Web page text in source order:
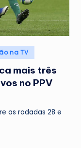
na TV
mais três
no PPV
as rodadas 28 e